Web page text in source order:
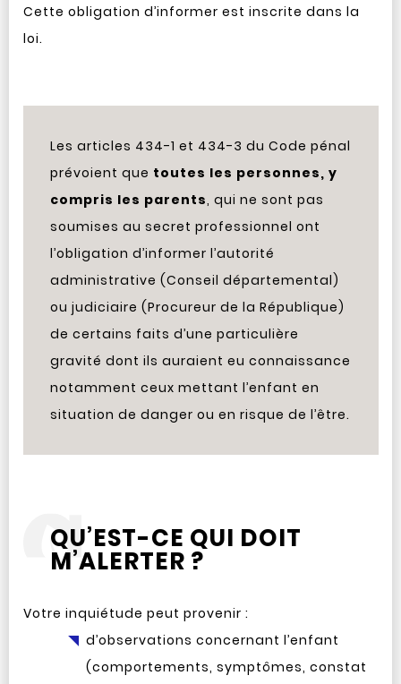
Cette obligation d’informer est inscrite dans la
loi.
Les articles 434-1 et 434-3 du Code pénal
prévoient que toutes les personnes, y
compris les parents, qui ne sont pas
soumises au secret professionnel ont
l’obligation d’informer l’autorité
administrative (Conseil départemental)
ou judiciaire (Procureur de la République)
de certains faits d’une particulière
gravité dont ils auraient eu connaissance
notamment ceux mettant l’enfant en
situation de danger ou en risque de l’être.
QU’EST-CE QUI DOIT
M’ALERTER ?
Votre inquiétude peut provenir :
d’observations concernant l’enfant
(comportements, symptômes, constat